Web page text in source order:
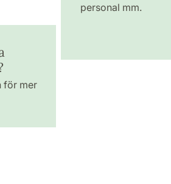
för mer
personal mm.